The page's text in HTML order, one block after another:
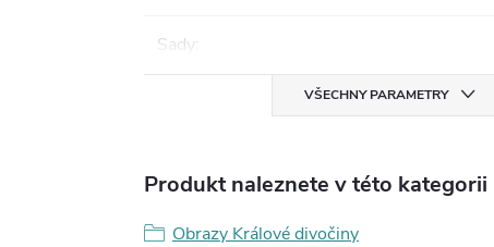
Sady:
VŠECHNY PARAMETRY
Produkt naleznete v této kategorii
Obrazy Králové divočiny